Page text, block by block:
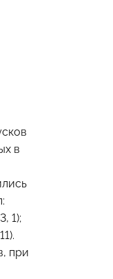
в
1);
при